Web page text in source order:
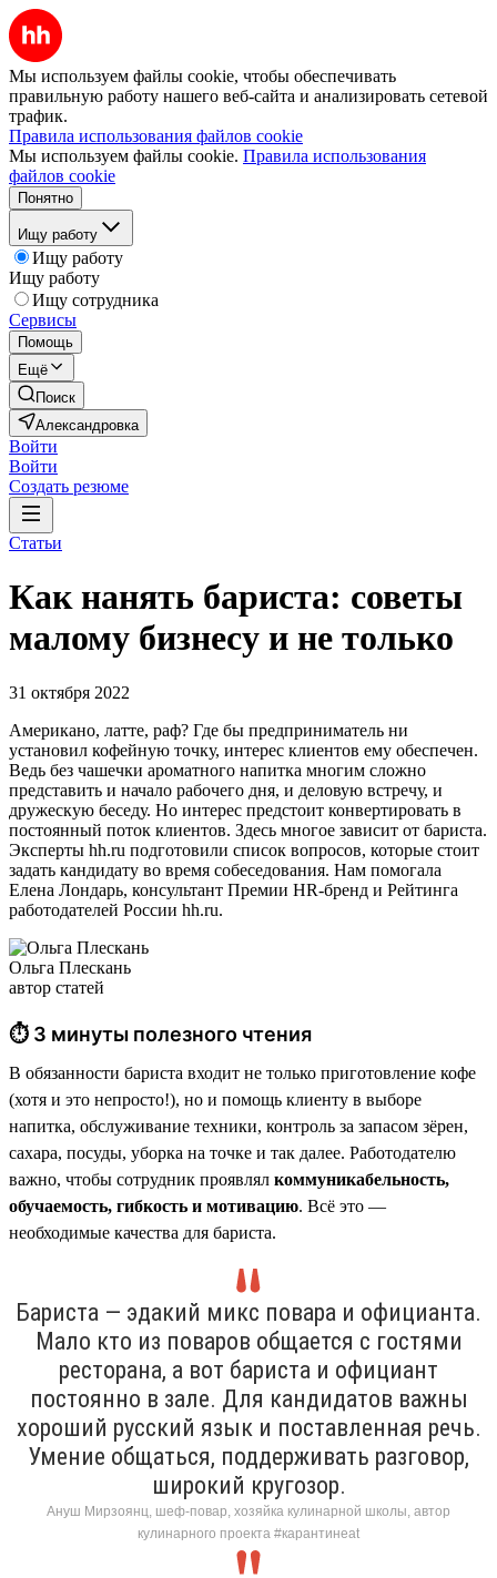
Мы используем файлы cookie, чтобы обеспечивать
правильную работу нашего веб-сайта и анализировать сетевой
трафик.
Правила использования файлов cookie
Мы используем файлы cookie. Правила использования
файлов cookie
Понятно
Ищу работу
Ищу работу
Ищу работу
Ищу сотрудника
Сервисы
Помощь
Ещё
Поиск
Александровка
Войти
Войти
Создать резюме
Статьи
Как нанять бариста: советы
малому бизнесу и не только
31 октября 2022
Американо, латте, раф? Где бы предприниматель ни
установил кофейную точку, интерес клиентов ему обеспечен.
Ведь без чашечки ароматного напитка многим сложно
представить и начало рабочего дня, и деловую встречу, и
дружескую беседу. Но интерес предстоит конвертировать в
постоянный поток клиентов. Здесь многое зависит от бариста.
Эксперты hh.ru подготовили список вопросов, которые стоит
задать кандидату во время собеседования. Нам помогала
Елена Лондарь, консультант Премии HR-бренд и Рейтинга
работодателей России hh.ru.
Ольга Плескань
автор статей
⏱ 3 минуты полезного чтения
В обязанности бариста входит не только приготовление кофе
(хотя и это непросто!), но и помощь клиенту в выборе
напитка, обслуживание техники, контроль за запасом зёрен,
сахара, посуды, уборка на точке и так далее. Работодателю
важно, чтобы сотрудник проявлял коммуникабельность,
обучаемость, гибкость и мотивацию. Всё это —
необходимые качества для бариста.
Бариста — эдакий микс повара и официанта.
Мало кто из поваров общается с гостями
ресторана, а вот бариста и официант
постоянно в зале. Для кандидатов важны
хороший русский язык и поставленная речь.
Умение общаться, поддерживать разговор,
широкий кругозор.
Ануш Мирзоянц, шеф-повар, хозяйка кулинарной школы, автор
кулинарного проекта #карантинeat